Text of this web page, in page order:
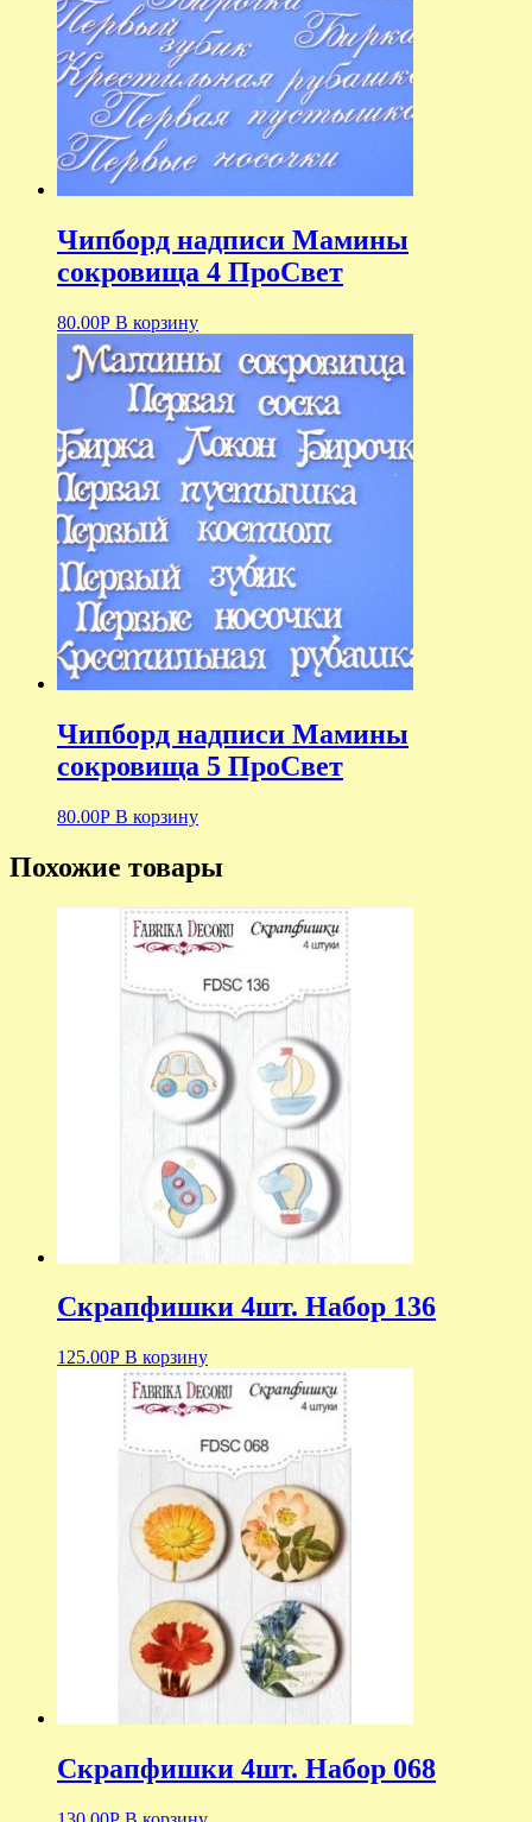
Чипборд надписи Мамины
сокровища 4 ПроСвет
80.00Р В корзину
Чипборд надписи Мамины
сокровища 5 ПроСвет
80.00Р В корзину
Похожие товары
Скрапфишки 4шт. Набор 136
125.00Р В корзину
Скрапфишки 4шт. Набор 068